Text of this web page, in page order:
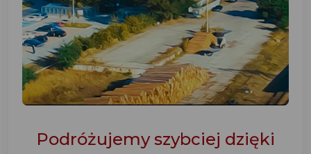
Podróżujemy szybciej dzięki